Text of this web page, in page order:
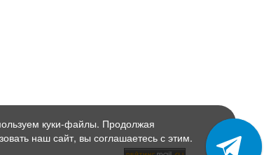
куки-файлы. Продолжая
наш сайт, вы соглашаетесь с этим.